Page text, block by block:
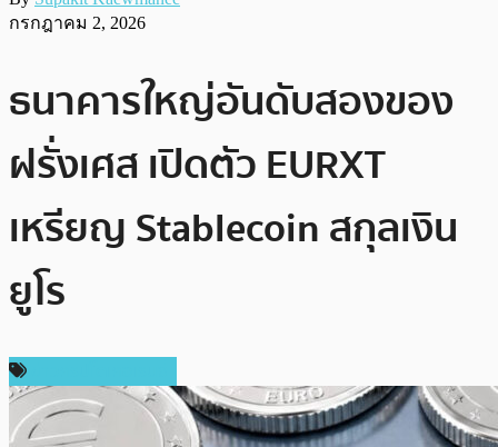
กรกฎาคม 2, 2026
ธนาคารใหญ่อันดับสองของ
ฝรั่งเศส เปิดตัว EURXT
เหรียญ Stablecoin สกุลเงิน
ยูโร